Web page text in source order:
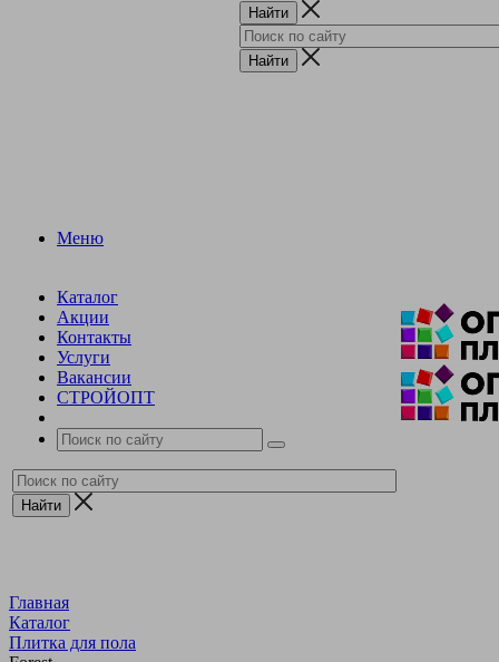
Меню
Каталог
Акции
Контакты
Услуги
Вакансии
СТРОЙОПТ
Главная
Каталог
Плитка для пола